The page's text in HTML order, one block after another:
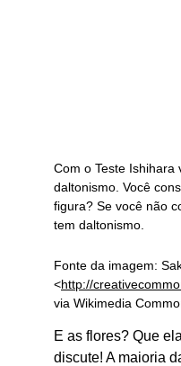
Com o Teste Ishihara
daltonismo. Você
figura? Se você não
tem daltonismo.
Fonte da imagem:
<http://
via Wikimedia
E as flores? Que
discute! A maioria